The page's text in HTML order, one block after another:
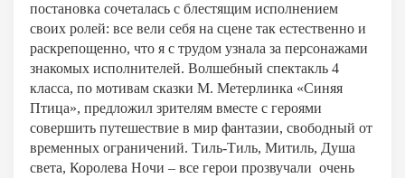
постановка сочеталась с блестящим исполнением
своих ролей: все вели себя на сцене так естественно и
раскрепощенно, что я с трудом узнала за персонажами
знакомых исполнителей. Волшебный спектакль 4
класса, по мотивам сказки М. Метерлинка «Синяя
Птица», предложил зрителям вместе с героями
совершить путешествие в мир фантазии, свободный от
временных ограничений. Тиль-Тиль, Митиль, Душа
света, Королева Ночи – все герои прозвучали очень